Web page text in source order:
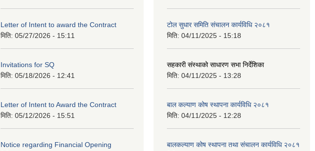
Letter of Intent to award the Contract
मिति: 05/27/2026 - 15:11
Invitations for SQ
मिति: 05/18/2026 - 12:41
Letter of Intent to Award the Contract
मिति: 05/12/2026 - 15:51
Notice regarding Financial Opening
टोल सुधार समिति संचालन कार्यविधि २०८१
मिति: 04/11/2025 - 15:18
सहकारी संस्थाको साधारण सभा निर्देशिका
मिति: 04/11/2025 - 13:28
बाल कल्याण कोष स्थापना कार्यविधि २०८१
मिति: 04/11/2025 - 12:28
बालकल्याण कोष स्थापना तथा संचालन कार्यविधि २०८१